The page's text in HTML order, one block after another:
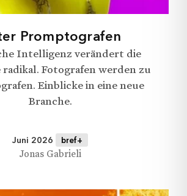
Rubriken
Promptografen
Intelligenz verändert die
Fotografen werden zu
Einblicke in eine neue
Branche.
Juni 2026 bref+
Jonas Gabrieli